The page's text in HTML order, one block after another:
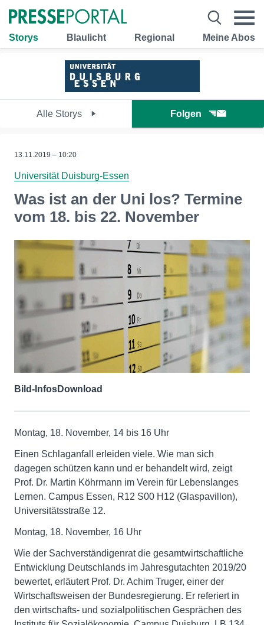
Storys Blaulicht Regional Meine Abos
Alle Storys Folgen
13.11.2019 – 10:20
Universität Duisburg-Essen
Was ist an der Uni los? Termine
vom 18. bis 22. November
Bild-InfosDownload
Montag, 18. November, 14 bis 16 Uhr
Einen Schlaganfall erleiden viele. Wie man sich
dagegen schützen kann und er behandelt wird, zeigt
Prof. Dr. Martin Köhrmann im Verein für Lebenslanges
Lernen. Campus Essen, R12 S00 H12 (Glaspavillon),
Universitätsstraße 12.
Montag, 18. November, 16 Uhr
Wie der Sachverständigenrat die gesamtwirtschaftliche
Entwicklung Deutschlands im Jahresgutachten 2019/20
bewertet, erläutert Prof. Dr. Achim Truger, einer der
Wirtschaftsweisen der Bundesregierung. Er referiert in
den wirtschafts- und sozialpolitischen Gesprächen des